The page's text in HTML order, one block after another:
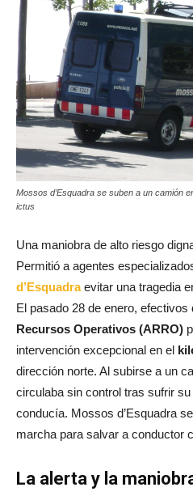
Mossos d’Esquadra se suben a un camión
ictus
Una maniobra de alto riesgo
Permitió a agentes
d’Esquadraevitar una tragedia
El pasado 28 de enero, efectivos
Recursos Operativos (ARRO)
intervención excepcional en el
dirección norte. Al subirse a un
circulaba sin control tras sufrir
conducía. Mossos d’Esquadra
marcha para salvar a conductor
La alerta y la